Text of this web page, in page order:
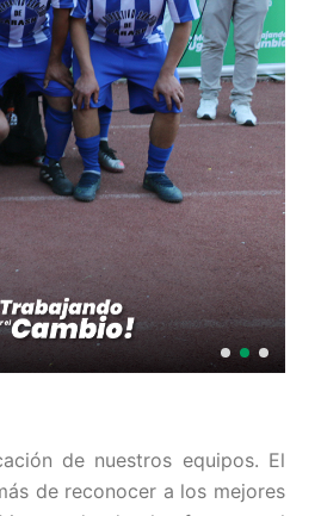
de nuestros equipos. El
de reconocer a los mejores